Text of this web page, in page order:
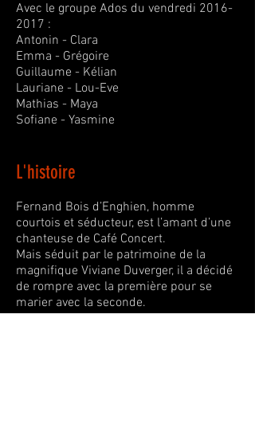
Avec le groupe Ados du vendredi 2016-
2017 :
Antonin - Clara
Emma - Grégoire
Guillaume - Kélian
Lauriane - Lou-Eve
Mathias - Maya
Sofiane - Yasmine
L'histoire
Fernand Bois d’Enghien, homme
courtois et séducteur, est l’amant d’une
chanteuse de Café Concert.
Mais séduit par le patrimoine de la
magnifique Viviane Duverger, il a décidé
de rompre avec la première pour se
marier avec la seconde.